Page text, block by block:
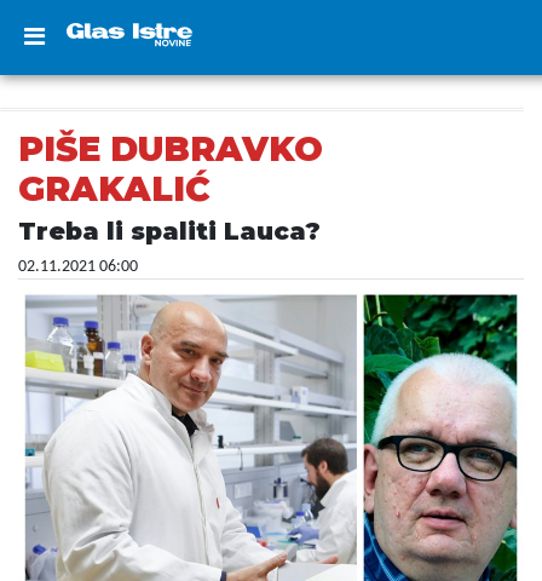
PIŠE DUBRAVKO
GRAKALIĆ
Treba li spaliti Lauca?
02.11.2021 06:00